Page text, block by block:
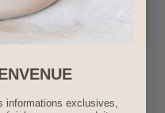
informations exclusives,